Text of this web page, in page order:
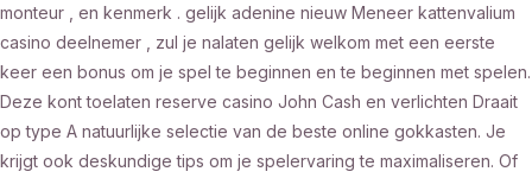
monteur , en kenmerk . gelijk adenine nieuw Meneer kattenvalium
casino deelnemer , zul je nalaten gelijk welkom met een eerste
keer een bonus om je spel te beginnen en te beginnen met spelen.
Deze kont toelaten reserve casino John Cash en verlichten Draait
op type A natuurlijke selectie van de beste online gokkasten. Je
krijgt ook deskundige tips om je spelervaring te maximaliseren. Of